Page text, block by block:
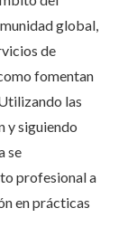
global,
de
fomentan
las
y siguiendo
se
profesional a
en prácticas